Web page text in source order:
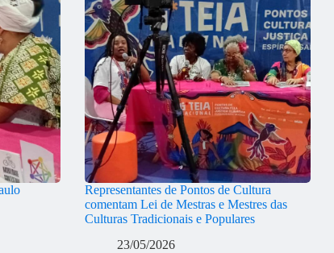
Representantes de Pontos de Cultura
comentam Lei de Mestras e Mestres das
Culturas Tradicionais e Populares
23/05/2026